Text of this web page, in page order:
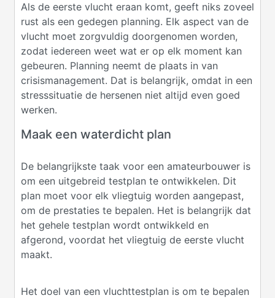
Als de eerste vlucht eraan komt, geeft niks zoveel
rust als een gedegen planning. Elk aspect van de
vlucht moet zorgvuldig doorgenomen worden,
zodat iedereen weet wat er op elk moment kan
gebeuren. Planning neemt de plaats in van
crisismanagement. Dat is belangrijk, omdat in een
stresssituatie de hersenen niet altijd even goed
werken.
Maak een waterdicht plan
De belangrijkste taak voor een amateurbouwer is
om een uitgebreid testplan te ontwikkelen. Dit
plan moet voor elk vliegtuig worden aangepast,
om de prestaties te bepalen. Het is belangrijk dat
het gehele testplan wordt ontwikkeld en
afgerond, voordat het vliegtuig de eerste vlucht
maakt.
Het doel van een vluchttestplan is om te bepalen